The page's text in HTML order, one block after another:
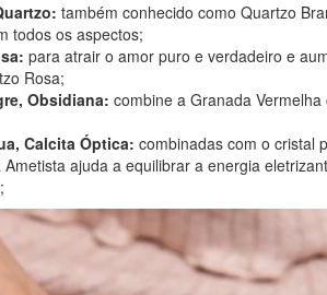
também conhecido como Quartzo
todos os aspectos;
para atrair o amor puro e verdadeiro e
Rosa;
Obsidiana: combine a Granada
Calcita Óptica: combinadas com o cristal
Ametista ajuda a equilibrar a energia